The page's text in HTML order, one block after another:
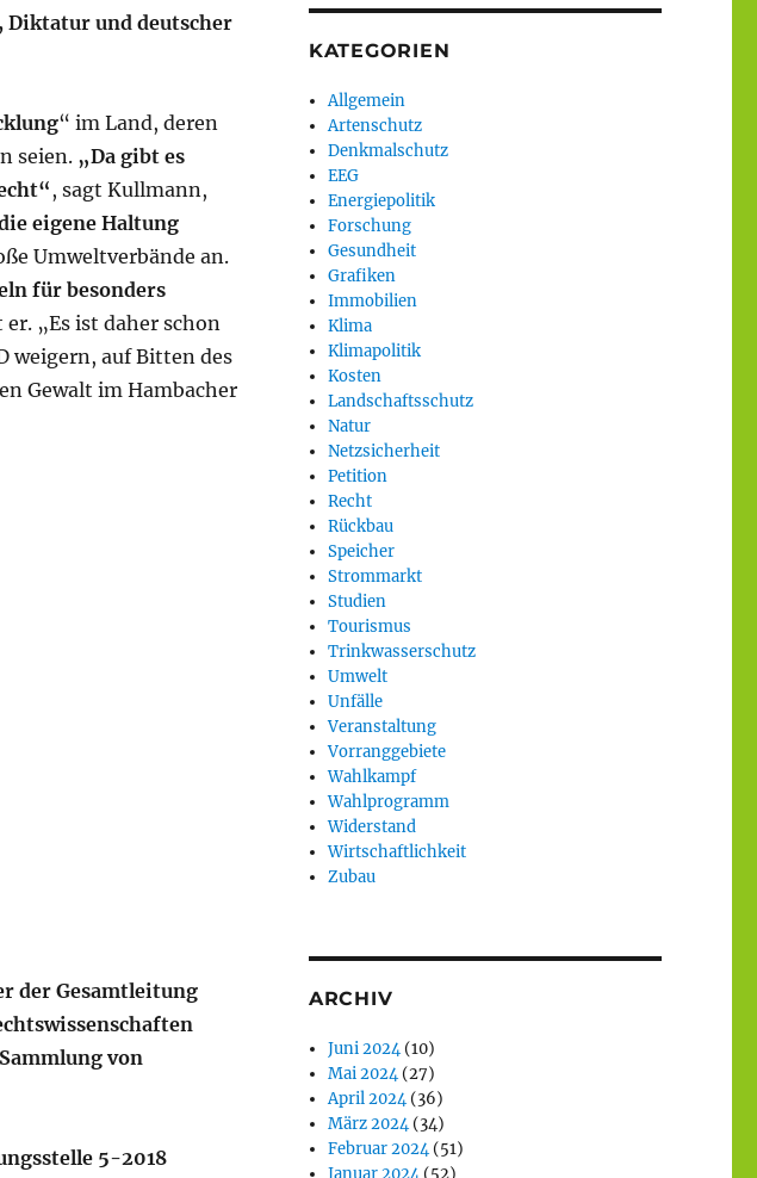
Diktatur und deutscher
“ im Land, deren
seien. „Da gibt es
, sagt Kullmann,
eigene Haltung
Umweltverbände an.
für besonders
„Es ist daher schon
weigern, auf Bitten des
Gewalt im Hambacher
der Gesamtleitung
von
5-2018
KATEGORIEN
Allgemein
Artenschutz
Denkmalschutz
EEG
Energiepolitik
Forschung
Gesundheit
Grafiken
Immobilien
Klima
Klimapolitik
Kosten
Landschaftsschutz
Natur
Netzsicherheit
Petition
Recht
Rückbau
Speicher
Strommarkt
Studien
Tourismus
Trinkwasserschutz
Umwelt
Unfälle
Veranstaltung
Vorranggebiete
Wahlkampf
Wahlprogramm
Widerstand
Wirtschaftlichkeit
Zubau
ARCHIV
Juni 2024(10)
Mai 2024(27)
April 2024(36)
März 2024(34)
Februar 2024(51)